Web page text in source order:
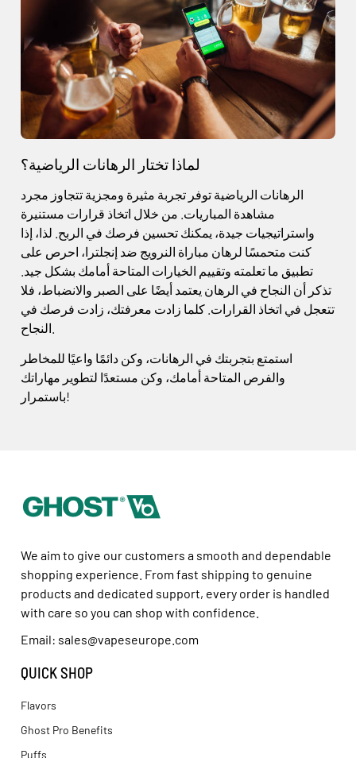
لماذا تختار الرهانات الرياضية؟
الرهانات الرياضية توفر تجربة مثيرة ومجزية تتجاوز مجرد
مشاهدة المباريات. من خلال اتخاذ قرارات مستنيرة
واستراتيجيات جيدة، يمكنك تحسين فرصك في الربح. لذا، إذا
كنت متحمسًا لرهان مباراة النرويج ضد إنجلترا، احرص على
تطبيق ما تعلمته وتقييم الخيارات المتاحة أمامك بشكل جيد.
تذكر أن النجاح في الرهان يعتمد أيضًا على الصبر والانضباط، فلا
تتعجل في اتخاذ القرارات. كلما زادت معرفتك، زادت فرصك في
استمتع بتجربتك في الرهانات، وكن دائمًا واعيًا للمخاطر
والفرص المتاحة أمامك، وكن مستعدًا لتطوير مهاراتك
باستمرار!
We aim to give our customers a smooth and dependable
shopping experience. From fast shipping to genuine
products and dedicated support, every order is handled
with care so you can shop with confidence.
Email: sales@vapeseurope.com
QUICK SHOP
Flavors
Ghost Pro Benefits
Puffs